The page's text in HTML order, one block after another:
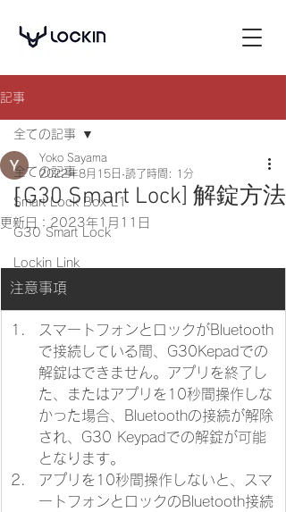
記事
全ての記事
Smart Lock Box L1
G30 Smart Lock
Lockin Link
全ての記事
［G30 Smart Lock] 解錠方法
Yoko Sayama
2022年8月15日 読了時間: 1分
更新日： 2023年1月11日
注意事項
​スマートフォンとロックがBluetooth
で接続している間、G30Kepadでの
解錠はできません。アプリを終了し
た、またはアプリを10秒間操作しな
かった場合、Bluetoothの接続が解除
され、G30 Keypadでの解錠が可能
となります。
アプリを10秒間操作しないと、スマ
ートフォンとロックのBluetooth接続